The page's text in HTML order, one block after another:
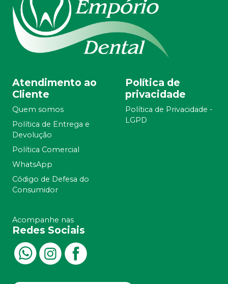
Atendimento ao
Cliente
Quem somos
Política de Entrega e
Devolução
Política Comercial
WhatsApp
Código de Defesa do
Consumidor
Política de
privacidade
Política de Privacidade -
LGPD
Acompanhe nas
Redes Sociais